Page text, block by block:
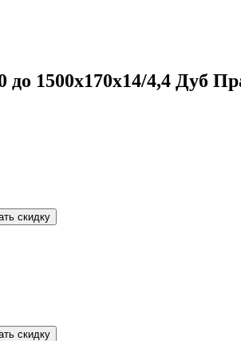
до 1500х170х14/4,4 Дуб
скидку
скидку